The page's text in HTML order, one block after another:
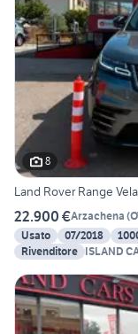
8
Land Rover Range
22.900 €Arzachena (
Usato
07/2018
Rivenditore ISLAND